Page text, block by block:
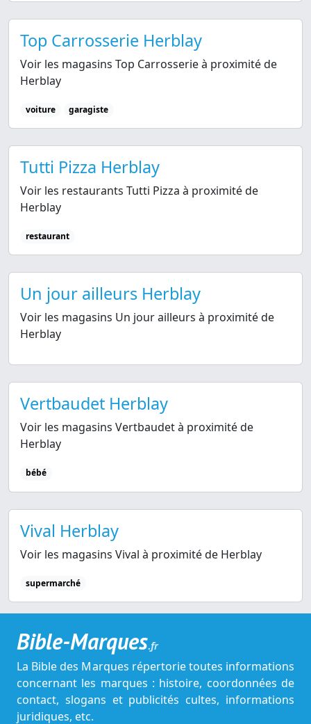
Top Carrosserie Herblay
Voir les magasins Top Carrosserie à proximité de
Herblay
voiture garagiste
Tutti Pizza Herblay
Voir les restaurants Tutti Pizza à proximité de
Herblay
restaurant
Un jour ailleurs Herblay
Voir les magasins Un jour ailleurs à proximité de
Herblay
Vertbaudet Herblay
Voir les magasins Vertbaudet à proximité de
Herblay
bébé
Vival Herblay
Voir les magasins Vival à proximité de Herblay
supermarché
Bible-Marques.fr
La Bible des Marques répertorie toutes informations
concernant les marques : histoire, coordonnées de
contact, slogans et publicités cultes, informations
juridiques, etc.